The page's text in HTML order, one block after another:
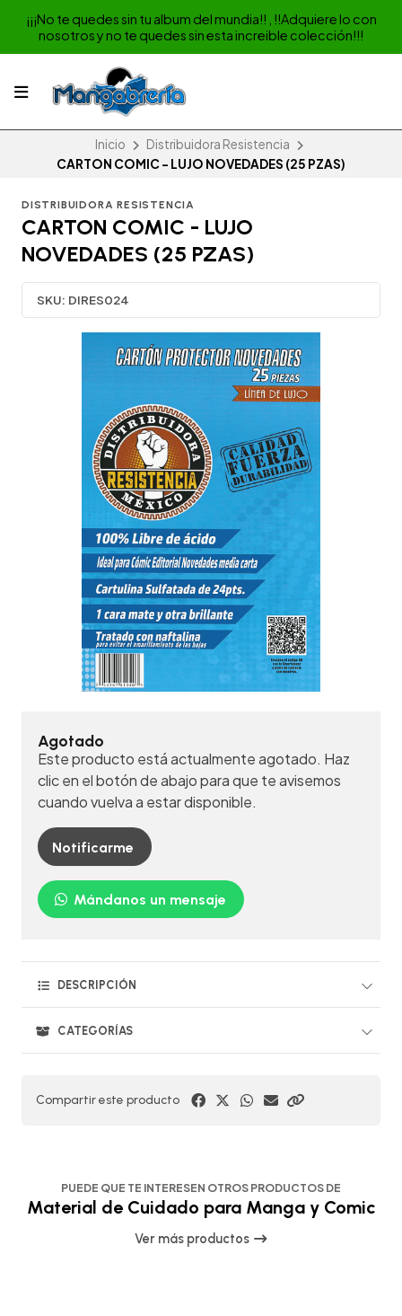
¡¡¡No te quedes sin tu album del mundia!! , !!Adquiere lo con
nosotros y no te quedes sin esta increible colección!!!
Inicio
Distribuidora Resistencia
CARTON COMIC - LUJO NOVEDADES (25 PZAS)
DISTRIBUIDORA RESISTENCIA
CARTON COMIC - LUJO
NOVEDADES (25 PZAS)
SKU: DIRES024
Agotado
Este producto está actualmente agotado. Haz
clic en el botón de abajo para que te avisemos
cuando vuelva a estar disponible.
Notificarme
Mándanos un mensaje
DESCRIPCIÓN
CATEGORÍAS
Compartir este producto
PUEDE QUE TE INTERESEN OTROS PRODUCTOS DE
Material de Cuidado para Manga y Comic
Ver más productos